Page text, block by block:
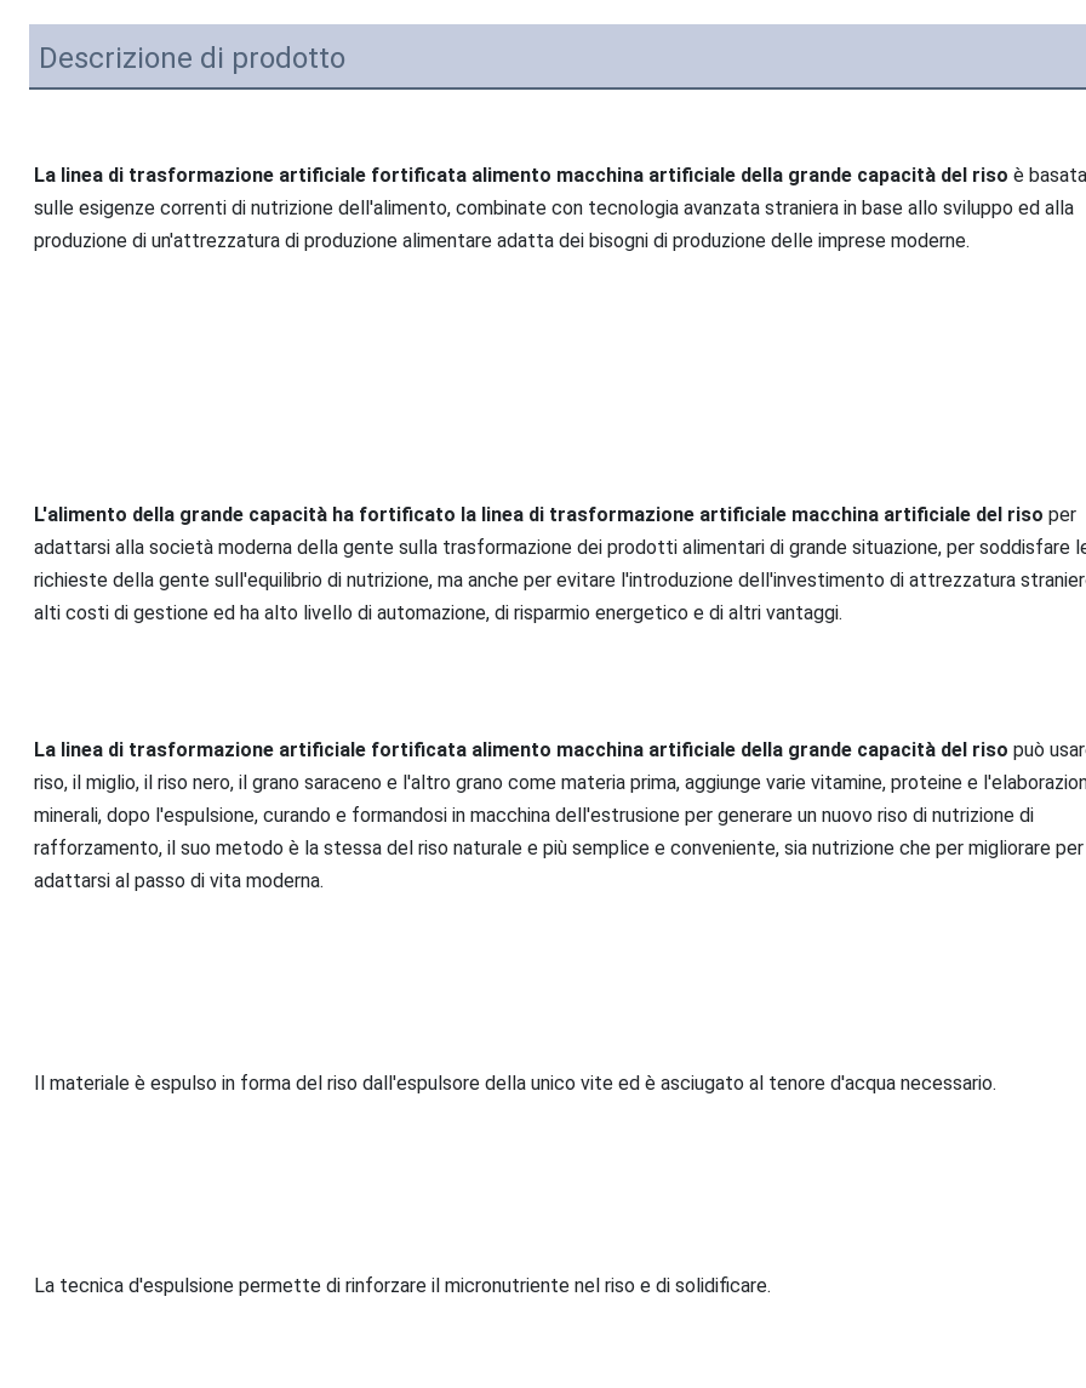
Descrizione di prodotto
La linea di trasformazione artificiale fortificata alimento macchina artificiale della grande capacità del riso è basata
sulle esigenze correnti di nutrizione dell'alimento, combinate con tecnologia avanzata straniera in base allo sviluppo ed alla
produzione di un'attrezzatura di produzione alimentare adatta dei bisogni di produzione delle imprese moderne.
L'alimento della grande capacità ha fortificato la linea di trasformazione artificiale macchina artificiale del riso per
adattarsi alla società moderna della gente sulla trasformazione dei prodotti alimentari di grande situazione, per soddisfare
richieste della gente sull'equilibrio di nutrizione, ma anche per evitare l'introduzione dell'investimento di attrezzatura
alti costi di gestione ed ha alto livello di automazione, di risparmio energetico e di altri vantaggi.
La linea di trasformazione artificiale fortificata alimento macchina artificiale della grande capacità del riso può
riso, il miglio, il riso nero, il grano saraceno e l'altro grano come materia prima, aggiunge varie vitamine, proteine e
minerali, dopo l'espulsione, curando e formandosi in macchina dell'estrusione per generare un nuovo riso di nutrizione di
rafforzamento, il suo metodo è la stessa del riso naturale e più semplice e conveniente, sia nutrizione che per migliorare per
adattarsi al passo di vita moderna.
Il materiale è espulso in forma del riso dall'espulsore della unico vite ed è asciugato al tenore d'acqua necessario.
La tecnica d'espulsione permette di rinforzare il micronutriente nel riso e di solidificare.